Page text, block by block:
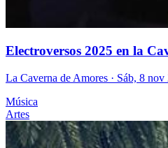
Electroversos 2025 en la
La Caverna de Amores · Sáb, 8 nov
Música
Artes